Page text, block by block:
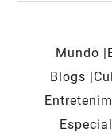
Mundo
Blogs